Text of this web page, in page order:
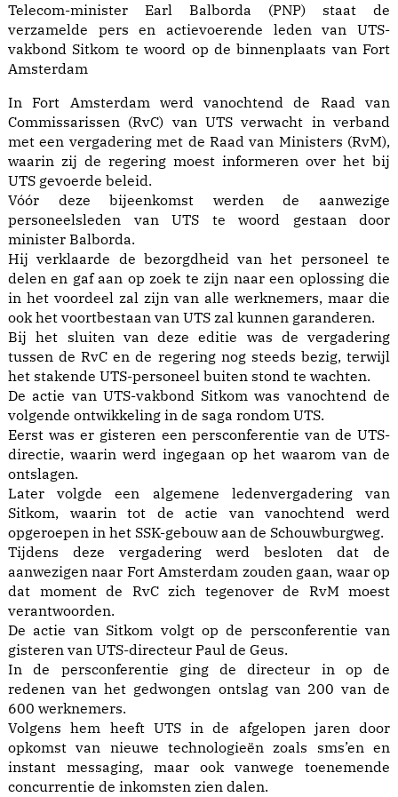
Telecom-minister Earl Balborda (PNP) staat de
verzamelde pers en actievoerende leden van UTS-
vakbond Sitkom te woord op de binnenplaats van Fort
Amsterdam
In Fort Amsterdam werd vanochtend de Raad van
Commissarissen (RvC) van UTS verwacht in verband
met een vergadering met de Raad van Ministers (RvM),
waarin zij de regering moest informeren over het bij
UTS gevoerde beleid.
Vóór deze bijeenkomst werden de aanwezige
personeelsleden van UTS te woord gestaan door
minister Balborda.
Hij verklaarde de bezorgdheid van het personeel te
delen en gaf aan op zoek te zijn naar een oplossing die
in het voordeel zal zijn van alle werknemers, maar die
ook het voortbestaan van UTS zal kunnen garanderen.
Bij het sluiten van deze editie was de vergadering
tussen de RvC en de regering nog steeds bezig, terwijl
het stakende UTS-personeel buiten stond te wachten.
De actie van UTS-vakbond Sitkom was vanochtend de
volgende ontwikkeling in de saga rondom UTS.
Eerst was er gisteren een persconferentie van de UTS-
directie, waarin werd ingegaan op het waarom van de
ontslagen.
Later volgde een algemene ledenvergadering van
Sitkom, waarin tot de actie van vanochtend werd
opgeroepen in het SSK-gebouw aan de Schouwburgweg.
Tijdens deze vergadering werd besloten dat de
aanwezigen naar Fort Amsterdam zouden gaan, waar op
dat moment de RvC zich tegenover de RvM moest
verantwoorden.
De actie van Sitkom volgt op de persconferentie van
gisteren van UTS-directeur Paul de Geus.
In de persconferentie ging de directeur in op de
redenen van het gedwongen ontslag van 200 van de
600 werknemers.
Volgens hem heeft UTS in de afgelopen jaren door
opkomst van nieuwe technologieën zoals sms’en en
instant messaging, maar ook vanwege toenemende
concurrentie de inkomsten zien dalen.